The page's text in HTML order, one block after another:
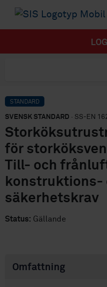
STANDARD
SVENSK STANDARD · SS-EN
för
Till- och
konstruktions-
säkerhetskrav
Status: Gällande
Omfattning